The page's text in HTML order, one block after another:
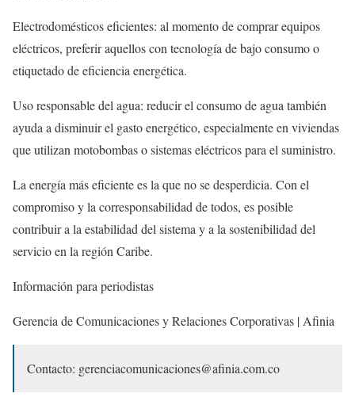
Electrodomésticos eficientes: al momento de comprar equipos
eléctricos, preferir aquellos con tecnología de bajo consumo o
etiquetado de eficiencia energética.
Uso responsable del agua: reducir el consumo de agua también
ayuda a disminuir el gasto energético, especialmente en viviendas
que utilizan motobombas o sistemas eléctricos para el suministro.
La energía más eficiente es la que no se desperdicia. Con el
compromiso y la corresponsabilidad de todos, es posible
contribuir a la estabilidad del sistema y a la sostenibilidad del
servicio en la región Caribe.
Información para periodistas
Gerencia de Comunicaciones y Relaciones Corporativas | Afinia
Contacto: gerenciacomunicaciones@afinia.com.co